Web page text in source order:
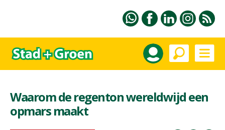
Waarom de regenton wereldwijd een
opmars maakt